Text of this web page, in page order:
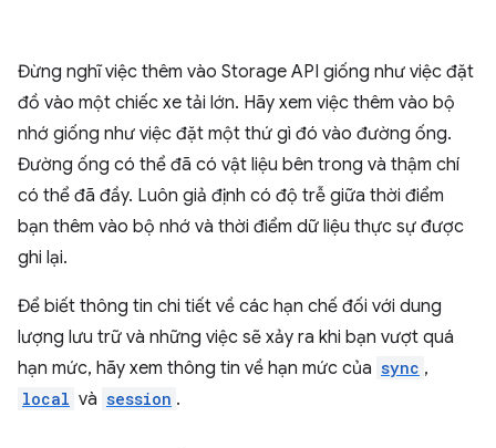
Đừng nghĩ việc thêm vào Storage API giống như việc đặt
đồ vào một chiếc xe tải lớn. Hãy xem việc thêm vào bộ
nhớ giống như việc đặt một thứ gì đó vào đường ống.
Đường ống có thể đã có vật liệu bên trong và thậm chí
có thể đã đầy. Luôn giả định có độ trễ giữa thời điểm
bạn thêm vào bộ nhớ và thời điểm dữ liệu thực sự được
ghi lại.
Để biết thông tin chi tiết về các hạn chế đối với dung
lượng lưu trữ và những việc sẽ xảy ra khi bạn vượt quá
hạn mức, hãy xem thông tin về hạn mức của sync ,
local và session .